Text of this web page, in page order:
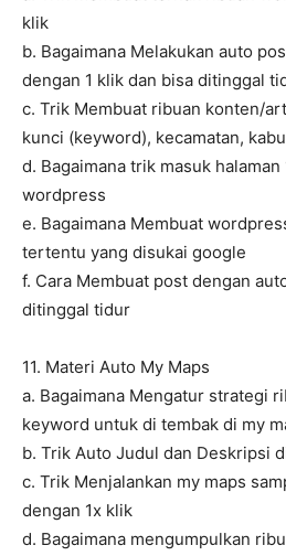
klik
b. Bagaimana Melakukan auto
dengan 1 klik dan bisa ditinggal
c. Trik Membuat ribuan konten/
kunci (keyword), kecamatan,
d. Bagaimana trik masuk
wordpress
e. Bagaimana Membuat
tertentu yang disukai google
f. Cara Membuat post dengan
ditinggal tidur
11. Materi Auto My Maps
a. Bagaimana Mengatur strategi
keyword untuk di tembak di my
b. Trik Auto Judul dan Deskripsi
c. Trik Menjalankan my maps
dengan 1x klik
d. Bagaimana mengumpulkan